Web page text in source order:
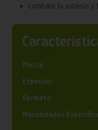
Combate la astenia
Marca:
Especies:
Formato:
Necesidades